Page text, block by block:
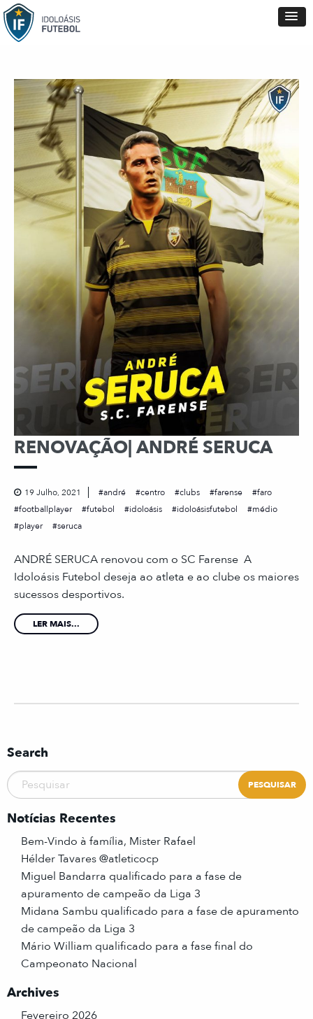
RENOVAÇÃO| ANDRÉ SERUCA
19 Julho, 2021 andré centro clubs farense
faro
footballplayer
futebol idoloásis idoloásisfutebol
médio
player
seruca
ANDRÉ SERUCA renovou com o SC Farense A
Idoloásis Futebol deseja ao atleta e ao clube os maiores
sucessos desportivos.
LER MAIS...
Search
Notícias Recentes
Bem-Vindo à família, Mister Rafael
Hélder Tavares @atleticocp
Miguel Bandarra qualificado para a fase de
apuramento de campeão da Liga 3
Midana Sambu qualificado para a fase de apuramento
de campeão da Liga 3
Mário William qualificado para a fase final do
Campeonato Nacional
Archives
Fevereiro 2026